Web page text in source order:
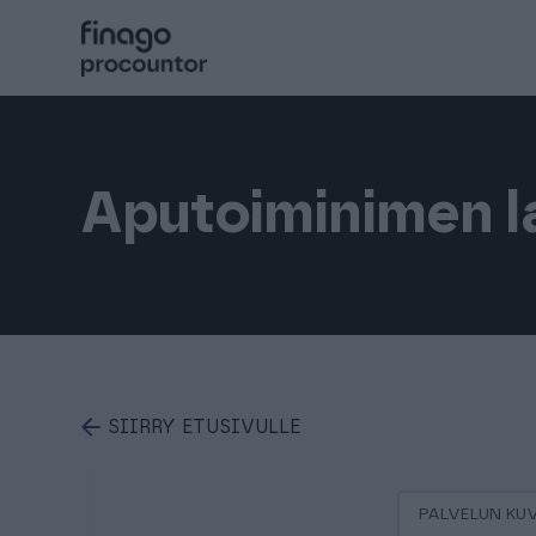
sisältöön
Aputoiminimen
SIIRRY ETUSIVULLE
PALVELUN